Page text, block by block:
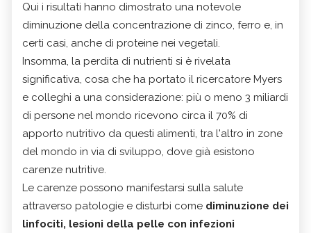
Qui i risultati hanno dimostrato una notevole
diminuzione della concentrazione di zinco, ferro e, in
certi casi, anche di proteine nei vegetali.
Insomma, la perdita di nutrienti si è rivelata
significativa, cosa che ha portato il ricercatore Myers
e colleghi a una considerazione: più o meno 3 miliardi
di persone nel mondo ricevono circa il 70% di
apporto nutritivo da questi alimenti, tra l'altro in zone
del mondo in via di sviluppo, dove già esistono
carenze nutritive.
Le carenze possono manifestarsi sulla salute
attraverso patologie e disturbi come diminuzione dei
linfociti, lesioni della pelle con infezioni